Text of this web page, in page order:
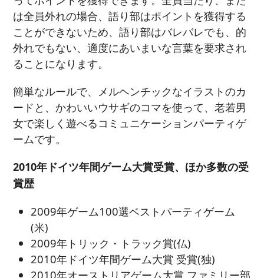
は全員外れの場合、語り部はポイントを獲得する
ことができないため、語り部はバレバレでも、的
外れでもない、適度にあいまいな言葉を要求され
ることになります。
簡単なルールで、メルヘンチックなイラストのカ
ードと、かわいいウサギのコマを使って、老若男
女で楽しく遊べるコミュニケーションパーティゲ
ームです。
2010年ドイツ年間ゲーム大賞受賞、ほか多数の受
賞歴
2009年ゲーム100選ベストパーティゲーム
(米)
2009年トリック・トラック賞(仏)
2010年ドイツ年間ゲーム大賞 受賞(独)
2010年オーストリアゲーム大賞 ファミリー部